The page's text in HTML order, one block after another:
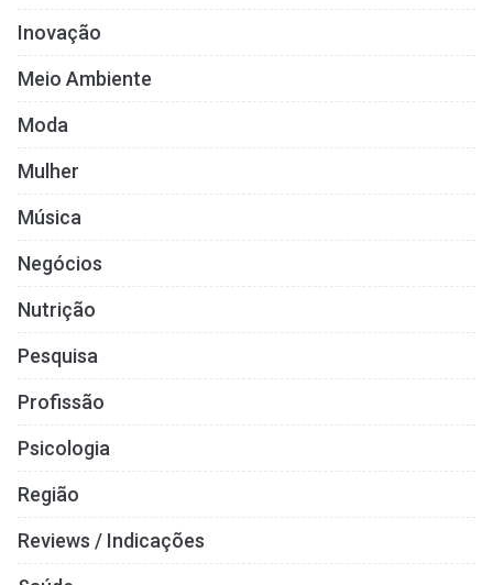
Inovação
Meio Ambiente
Moda
Mulher
Música
Negócios
Nutrição
Pesquisa
Profissão
Psicologia
Região
Reviews / Indicações